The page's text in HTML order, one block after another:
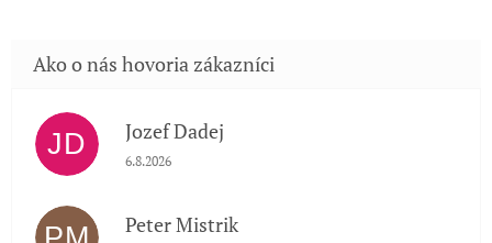
JD Jozef Dadej
Hodnotenie obchodu je 5 z 5 hviezdičiek.
6.8.2026
Peter Mistrik